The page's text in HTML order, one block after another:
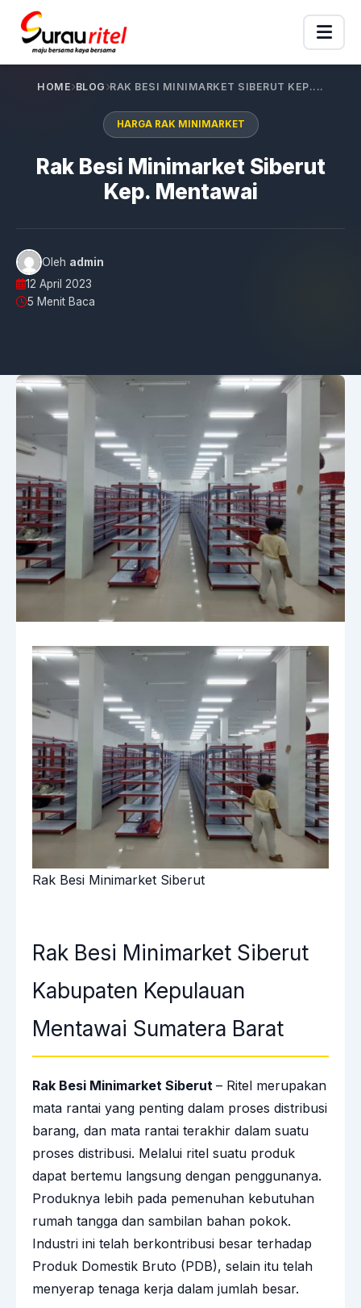
HOME BLOG RAK BESI MINIMARKET SIBERUT KEP....
HARGA RAK MINIMARKET
Rak Besi Minimarket Siberut
Kep. Mentawai
Oleh admin
12 April 2023
5 Menit Baca
Rak Besi Minimarket Siberut
Rak Besi Minimarket Siberut
Kabupaten Kepulauan
Mentawai Sumatera Barat
Rak Besi Minimarket Siberut – Ritel merupakan
mata rantai yang penting dalam proses distribusi
barang, dan mata rantai terakhir dalam suatu
proses distribusi. Melalui ritel suatu produk
dapat bertemu langsung dengan penggunanya.
Produknya lebih pada pemenuhan kebutuhan
rumah tangga dan sambilan bahan pokok.
Industri ini telah berkontribusi besar terhadap
Produk Domestik Bruto (PDB), selain itu telah
menyerap tenaga kerja dalam jumlah besar.